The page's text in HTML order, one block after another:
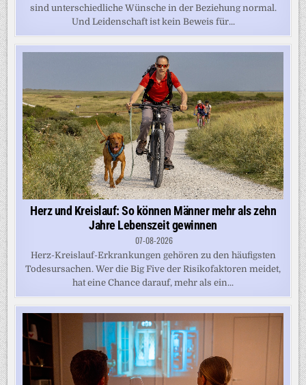
sind unterschiedliche Wünsche in der Beziehung normal.
Und Leidenschaft ist kein Beweis für...
Herz und Kreislauf: So können Männer mehr als zehn
Jahre Lebenszeit gewinnen
07-08-2026
Herz-Kreislauf-Erkrankungen gehören zu den häufigsten
Todesursachen. Wer die Big Five der Risikofaktoren meidet,
hat eine Chance darauf, mehr als ein...